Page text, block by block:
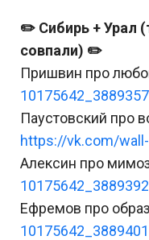
✏️ Сибирь + Урал
совпали) ✏️
Пришвин про
10175642_3889357
Паустовский про
https://vk.com/
Алексин про
10175642_3889392
Ефремов про
10175642_3889401